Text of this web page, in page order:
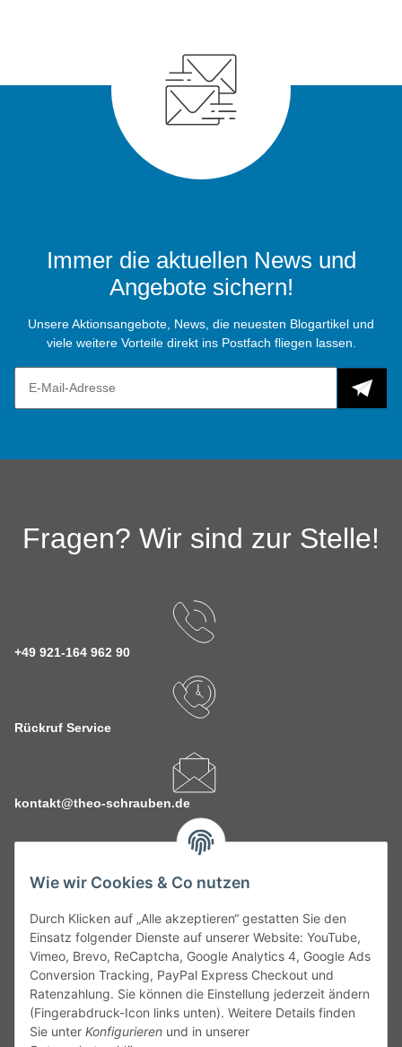
Wie wir Cookies & Co nutzen
Durch Klicken auf „Alle akzeptieren“ gestatten Sie den
Einsatz folgender Dienste auf unserer Website: YouTube,
Vimeo, Brevo, ReCaptcha, Google Analytics 4, Google Ads
Conversion Tracking, PayPal Express Checkout und
Ratenzahlung. Sie können die Einstellung jederzeit ändern
(Fingerabdruck-Icon links unten). Weitere Details finden
Sie unter Konfigurieren und in unserer
Immer die aktuellen News und
Angebote sichern!
Unsere Aktionsangebote, News, die neuesten Blogartikel und
viele weitere Vorteile direkt ins Postfach fliegen lassen.
Fragen? Wir sind zur Stelle!
+49 921-164 962 90
Rückruf Service
kontakt@theo-schrauben.de
Service
Gesetzliche Informationen
Alle technischen Angaben ohne Gewähr. Irrtümer und fehlerhafte